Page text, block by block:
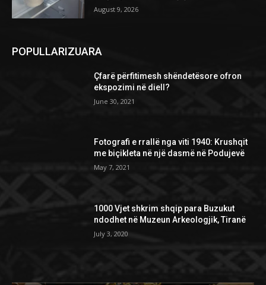
August 9, 2026
POPULLARIZUARA
Çfarë përfitimesh shëndetësore ofron
ekspozimi në diell?
June 30, 2021
Fotografi e rrallë nga viti 1940: Krushqit
me biçikleta në një dasmë në Podujevë
May 7, 2021
1000 Vjet shkrim shqip para Buzukut
ndodhet në Muzeun Arkeologjik, Tiranë
July 3, 2020